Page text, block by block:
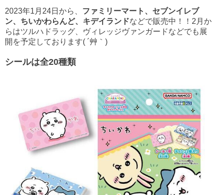
2023年1月24日から、 ファミリーマート、セブンイレブ
ン、ちいかわらんど、キデイランドなどで販売中！！2月か
らはツルハドラッグ、ヴィレッジヴァンガードなどでも展
開を予定しております( ´艸｀)
シールは全20種類